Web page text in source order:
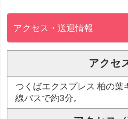
アクセス・送迎情報
アクセ
つくばエクスプレス 柏の葉
線バスで約3分。